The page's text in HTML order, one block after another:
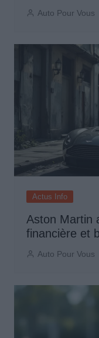
Auto Pour Vous
Actus Info
Aston Martin
financière et
Auto Pour Vous